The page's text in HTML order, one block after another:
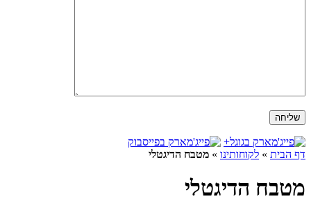
דף הבית » לקוחותינו » מטבח הדיגטלי
מטבח הדיגטלי